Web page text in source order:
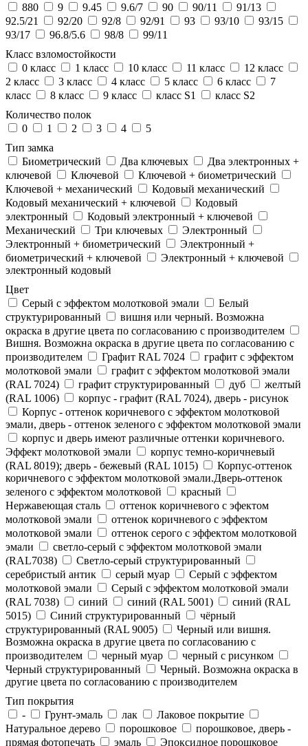
880
9 9.45 9.6/7 90 90/11
91/13
92.5/21
92/20 92/8 92/91 93 93/10
93/15
93/17
96.8/5.6 98/8
99/11
Класс взломостойкости
0 класс
1 класс 10 класс 11 класс
12 класс
2 класс
3 класс 4 класс 5 класс 6 класс
7
класс
8 класс 9 класс класс S1
класс S2
Количество полок
0
1 2 3 4
5
Тип замка
Биометрический
Два ключевых
Два электронныx +
ключевой
Ключевой
Ключевой + биометрический
Ключевой + механический
Кодовый механический
Кодовый механический + ключевой
Кодовый
электронный
Кодовый электронный + ключевой
Механический
Три ключевых
Электронный
Электронный + биометрический
Электронный +
биометрический + ключевой
Электронный + ключевой
электронный кодовый
Цвет
Cерый с эффектом молотковой эмали
Белый
структурированный
вишня или черный. Возможна
окраска в другие цвета по согласованию с производителем
Вишня. Возможна окраска в другие цвета по согласованию с
производителем
Графит RAL 7024
графит с эффектом
молотковой эмали
графит с эффектом молотковой эмали
(RAL 7024)
графит структурированный дуб
желтый
(RAL 1006)
корпус - графит (RAL 7024), дверь - рисунок
Корпус - оттенок коричневого с эффектом молотковой
эмали, дверь - оттенок зеленого с эффектом молотковой эмали
корпус и дверь имеют различные оттенки коричневого.
Эффект молотковой эмали
корпус темно-коричневый
(RAL 8019); дверь - бежевый (RAL 1015)
Корпус-оттенок
коричневого с эффектом молотковой эмали.Дверь-оттенок
зеленого с эффектом молотковой
красный
Нержавеющая сталь
оттенок коричневого с эфектом
молотковой эмали
оттенок коричневого с эффектом
молотковой эмали
оттенок серого с эффектом молотковой
эмали
светло-серый с эффектом молотковой эмали
(RAL7038)
Светло-серый структурированный
серебристый антик
серый муар
Серый с эффектом
молотковой эмали
Серый с эффектом молотковой эмали
(RAL 7038)
синий синий (RAL 5001)
синий (RAL
5015)
Синий структурированный
чёрный
структурированный (RAL 9005)
Черный или вишня.
Возможна окраска в другие цвета по согласованию с
производителем
черный муар
черный с рисунком
Черный структурированный
Черный. Возможна окраска в
другие цвета по согласованию с производителем
Тип покрытия
-
Грунт-эмаль лак
Лаковое покрытие
Натуральное дерево
порошковое
порошковое, дверь -
прямая фотопечать
эмаль Эпоксидное порошковое